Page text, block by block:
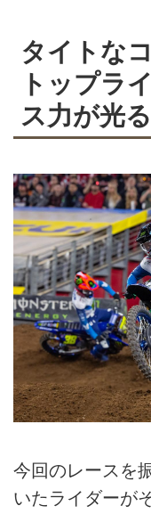
タイトな
トップラ
ス力が光る
今回のレースを
いたライダーが